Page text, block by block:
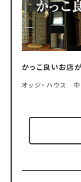
かっこ良いお店
オッジ・ハウス